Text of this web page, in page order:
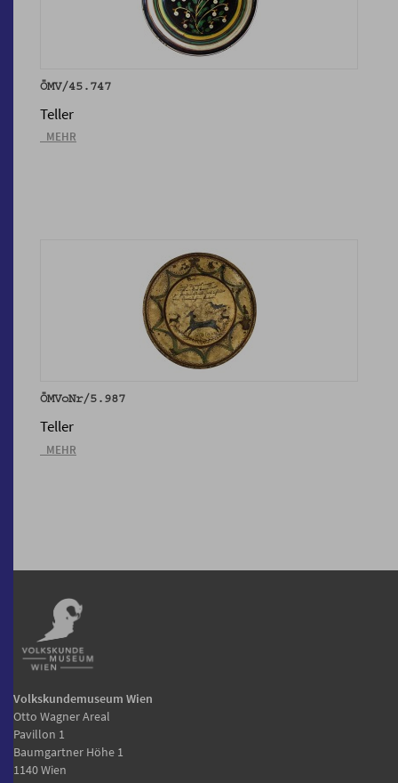
ÖMV/45.747
Teller
_MEHR
ÖMVoNr/5.987
Teller
_MEHR
Volkskundemuseum Wien
Otto Wagner Areal
Pavillon 1
Baumgartner Höhe 1
1140 Wien